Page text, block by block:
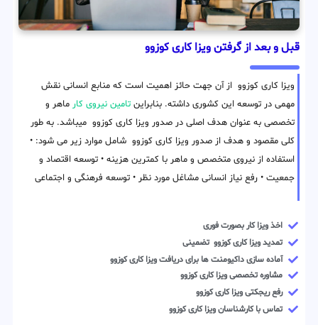
قبل و بعد از گرفتن ویزا کاری کوزوو
ویزا کاری کوزوو از آن جهت حائز اهمیت است که منابع انسانی نقش
مهمی در توسعه این کشوری داشته. بنابراین تامین نیروی کار ماهر و
تخصصی به عنوان هدف اصلی در صدور ویزا کاری کوزوو میباشد. به طور
کلی مقصود و هدف از صدور ویزا کاری کوزوو شامل موارد زیر می شود: •
استفاده از نیروی متخصص و ماهر با کمترین هزینه • توسعه اقتصاد و
جمعیت • رفع نیاز انسانی مشاغل مورد نظر • توسعه فرهنگی و اجتماعی
اخذ ویزا کار بصورت فوری
تمدید ویزا کاری کوزوو تضمینی
آماده سازی داکیومنت ها برای دریافت ویزا کاری کوزوو
مشاوره تخصصی ویزا کاری کوزوو
رفع ریجکتی ویزا کاری کوزوو
تماس با کارشناسان ویزا کاری کوزوو